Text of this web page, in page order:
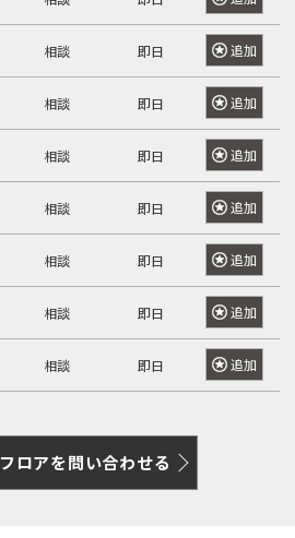
相談 即日 追加
相談 即日 追加
相談 即日 追加
相談 即日 追加
相談 即日 追加
相談 即日 追加
相談 即日 追加
ロアを問い合わせる